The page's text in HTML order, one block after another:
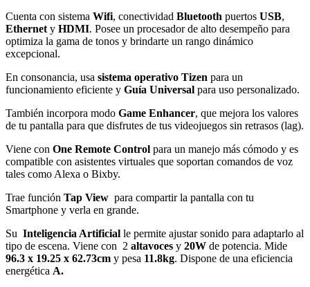
Cuenta con sistema Wifi, conectividad Bluetooth puertos USB,
Ethernet y HDMI. Posee un procesador de alto desempeño para
optimiza la gama de tonos y brindarte un rango dinámico
excepcional.
En consonancia, usa sistema operativo Tizen para un
funcionamiento eficiente y Guía Universal para uso personalizado.
También incorpora modo Game Enhancer, que mejora los valores
de tu pantalla para que disfrutes de tus videojuegos sin retrasos (lag).
Viene con One Remote Control para un manejo más cómodo y es
compatible con asistentes virtuales que soportan comandos de voz
tales como Alexa o Bixby.
Trae función Tap View para compartir la pantalla con tu
Smartphone y verla en grande.
Su Inteligencia Artificial le permite ajustar sonido para adaptarlo al
tipo de escena. Viene con 2 altavoces y 20W de potencia. Mide
96.3 x 19.25 x 62.73cm y pesa 11.8kg. Dispone de una eficiencia
energética A.